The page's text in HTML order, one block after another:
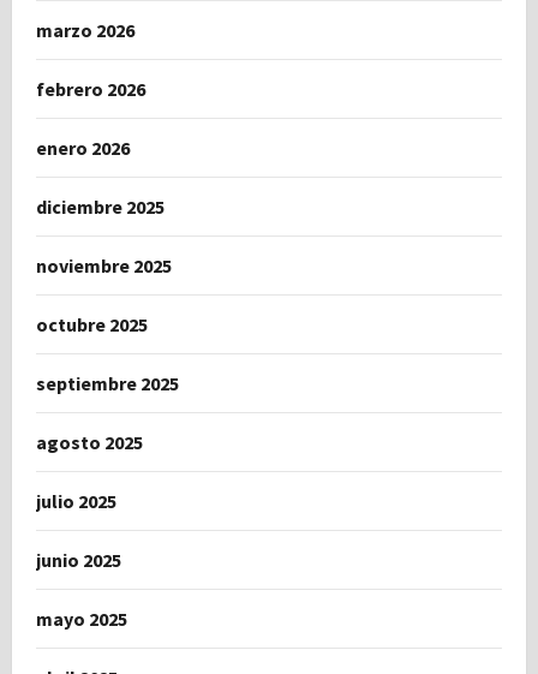
marzo 2026
febrero 2026
enero 2026
diciembre 2025
noviembre 2025
octubre 2025
septiembre 2025
agosto 2025
julio 2025
junio 2025
mayo 2025